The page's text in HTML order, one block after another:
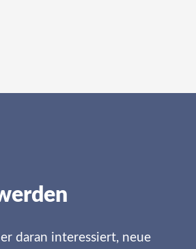
daran interessiert, neue